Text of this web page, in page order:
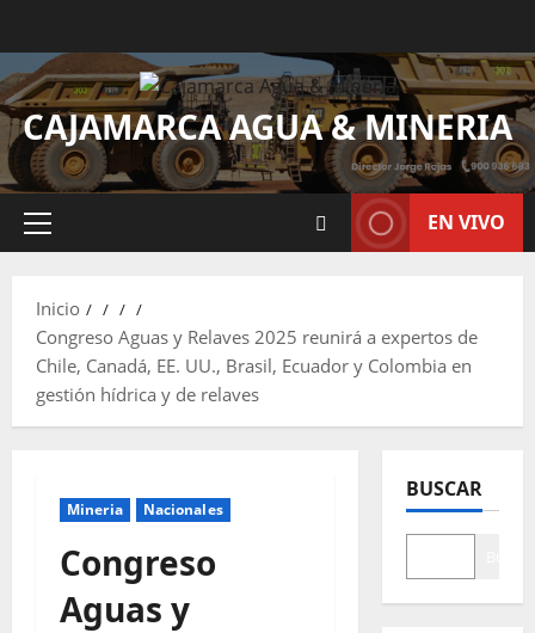
CAJAMARCA AGUA & MINERIA
EN VIVO
Inicio
Congreso Aguas y Relaves 2025 reunirá a expertos de
Chile, Canadá, EE. UU., Brasil, Ecuador y Colombia en
gestión hídrica y de relaves
Mineria Nacionales
Congreso
Aguas y
BUSCAR